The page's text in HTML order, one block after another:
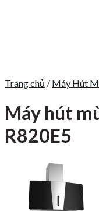
Trang chủ / Máy Hút
Máy hút
R820E5